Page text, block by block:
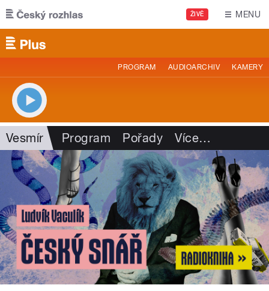
Přejít k hlavnímu obsahu
ŽIVĚ MENU
PROGRAM AUDIOARCHIV KAMERY
Vesmír Program Pořady Více…